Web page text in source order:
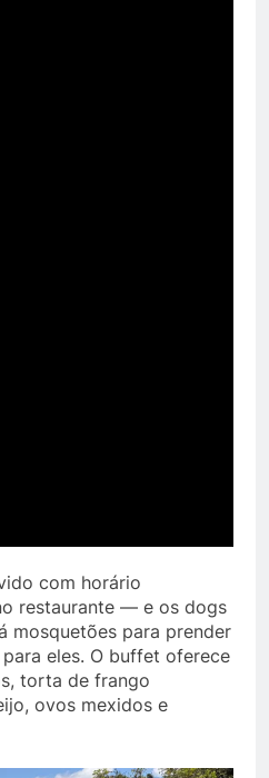
com horário
restaurante — e os dogs
mosquetões para prender
eles. O buffet oferece
torta de frango
ovos mexidos e